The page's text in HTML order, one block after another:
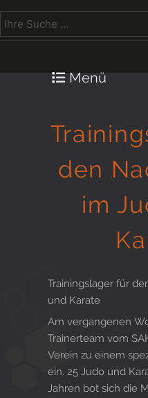
Menü
Sauna-
Gesunde
den
im
Trainingslager für
und Karate
Am vergangenen
Trainerteam vom
Verein zu einem
ein. 25 Judo und
Jahren bot sich die